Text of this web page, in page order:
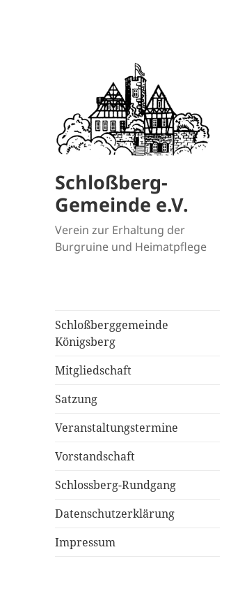
Schloßberg-
Gemeinde e.V.
Verein zur Erhaltung der
Burgruine und Heimatpflege
Schloßberggemeinde
Königsberg
Mitgliedschaft
Satzung
Veranstaltungstermine
Vorstandschaft
Schlossberg-Rundgang
Datenschutzerklärung
Impressum